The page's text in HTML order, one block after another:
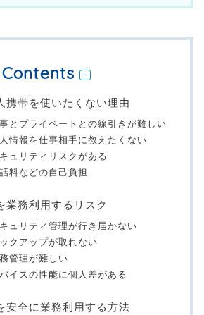
Contents
携帯を使いたくない理由
とプライベートとの線引きが難しい
情報を仕事相手に教えたくない
ュリティリスクがある
料などの自己負担
業務利用するリスク
ュリティ管理が行き届かない
クアップが取れない
管理が難しい
イスの性能に個人差がある
安全に業務利用する方法